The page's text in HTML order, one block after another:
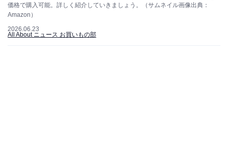
価格で購入可能。詳しく紹介していきましょう。（サムネイル画像出典：
Amazon）
2026.06.23
All About ニュース お買いもの部